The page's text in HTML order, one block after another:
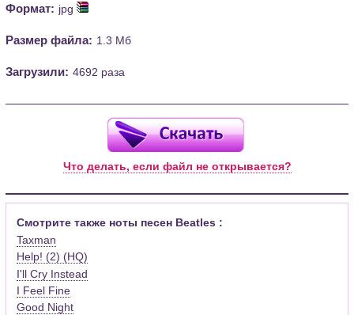
Формат: jpg
Размер файла: 1.3 Мб
Загрузили: 4692 раза
Что делать, если файл не открывается?
Смотрите также ноты песен Beatles :
Taxman
Help! (2) (HQ)
I'll Cry Instead
I Feel Fine
Good Night